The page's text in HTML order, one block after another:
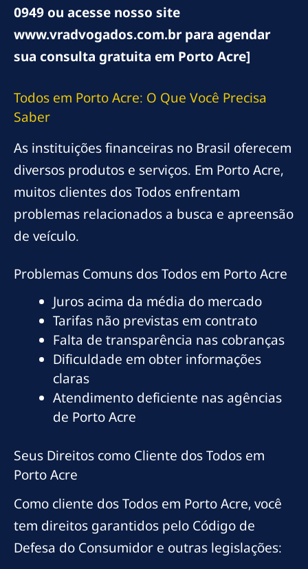
0949 ou acesse nosso site
www.vradvogados.com.br para agendar
sua consulta gratuita em Porto Acre]
Todos em Porto Acre: O Que Você Precisa
Saber
As instituições financeiras no Brasil oferecem
diversos produtos e serviços. Em Porto Acre,
muitos clientes dos Todos enfrentam
problemas relacionados a busca e apreensão
de veículo.
Problemas Comuns dos Todos em Porto Acre
Juros acima da média do mercado
Tarifas não previstas em contrato
Falta de transparência nas cobranças
Dificuldade em obter informações
claras
Atendimento deficiente nas agências
de Porto Acre
Seus Direitos como Cliente dos Todos em
Porto Acre
Como cliente dos Todos em Porto Acre, você
tem direitos garantidos pelo Código de
Defesa do Consumidor e outras legislações: